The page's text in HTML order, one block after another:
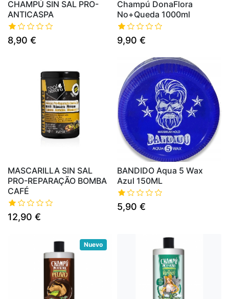
CHAMPÚ SIN SAL PRO-
ANTICASPA
8,90 €
Champú DonaFlora
No+Queda 1000ml
9,90 €
MASCARILLA SIN SAL
PRO-REPARAÇÃO BOMBA
CAFÉ
12,90 €
BANDIDO Aqua 5 Wax
Azul 150ML
5,90 €
Nuevo